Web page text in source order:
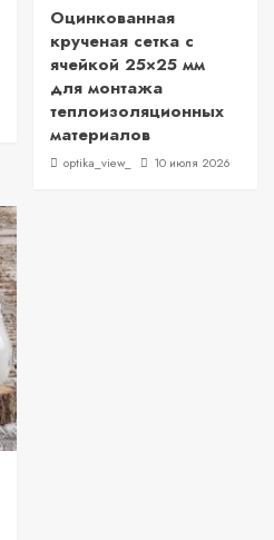
Оцинкованная
крученая сетка с
ячейкой 25×25 мм
для монтажа
теплоизоляционных
материалов
optika_view_ 10 июля 2026